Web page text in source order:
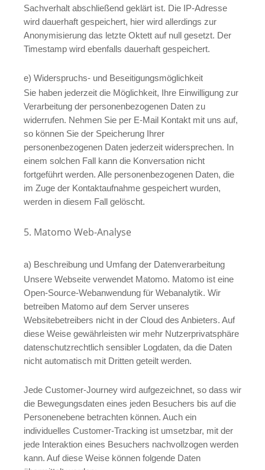
Sachverhalt abschließend geklärt ist. Die IP-Adresse
wird dauerhaft gespeichert, hier wird allerdings zur
Anonymisierung das letzte Oktett auf null gesetzt. Der
Timestamp wird ebenfalls dauerhaft gespeichert.
e) Widerspruchs- und Beseitigungsmöglichkeit
Sie haben jederzeit die Möglichkeit, Ihre Einwilligung zur
Verarbeitung der personenbezogenen Daten zu
widerrufen. Nehmen Sie per E-Mail Kontakt mit uns auf,
so können Sie der Speicherung Ihrer
personenbezogenen Daten jederzeit widersprechen. In
einem solchen Fall kann die Konversation nicht
fortgeführt werden. Alle personenbezogenen Daten, die
im Zuge der Kontaktaufnahme gespeichert wurden,
werden in diesem Fall gelöscht.
5. Matomo Web-Analyse
a) Beschreibung und Umfang der Datenverarbeitung
Unsere Webseite verwendet Matomo. Matomo ist eine
Open-Source-Webanwendung für Webanalytik. Wir
betreiben Matomo auf dem Server unseres
Websitebetreibers nicht in der Cloud des Anbieters. Auf
diese Weise gewährleisten wir mehr Nutzerprivatsphäre
datenschutzrechtlich sensibler Logdaten, da die Daten
nicht automatisch mit Dritten geteilt werden.
Jede Customer-Journey wird aufgezeichnet, so dass wir
die Bewegungsdaten eines jeden Besuchers bis auf die
Personenebene betrachten können. Auch ein
individuelles Customer-Tracking ist umsetzbar, mit der
jede Interaktion eines Besuchers nachvollzogen werden
kann. Auf diese Weise können folgende Daten